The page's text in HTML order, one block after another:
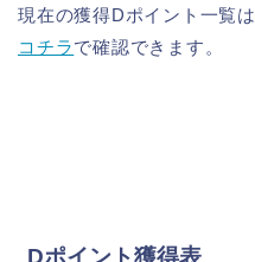
現在の獲得Dポイント一覧は
コチラで確認できます。